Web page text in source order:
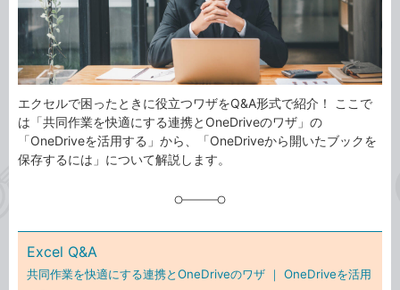
エクセルで困ったときに役立つワザをQ&A形式で紹介！ ここで
は「共同作業を快適にする連携とOneDriveのワザ」の
「OneDriveを活用する」から、「OneDriveから開いたブックを
保存するには」について解説します。
Excel Q&A
共同作業を快適にする連携とOneDriveのワザ ｜ OneDriveを活用